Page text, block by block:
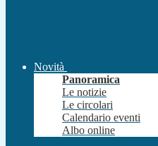
Novità
Panoramica
Le notizie
Le circolari
Calendario eventi
Albo online